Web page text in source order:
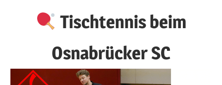
Tischtennis beim
Osnabrücker SC